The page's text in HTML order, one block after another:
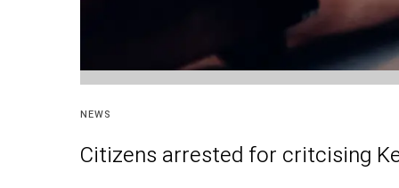
NEWS
Citizens arrested for critcising